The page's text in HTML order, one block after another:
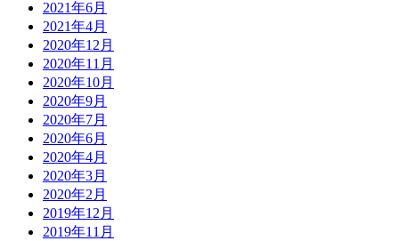
2021年6月
2021年4月
2020年12月
2020年11月
2020年10月
2020年9月
2020年7月
2020年6月
2020年4月
2020年3月
2020年2月
2019年12月
2019年11月